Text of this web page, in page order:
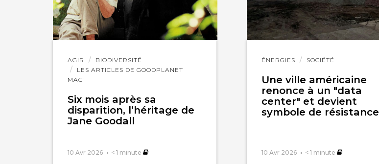
AGIR
BIODIVERSITÉ
LES ARTICLES DE GOODPLANET
MAG'
Six mois après sa
disparition, l’héritage de
Jane Goodall
10 Avr 2026 < 1 minute
Lire
l'article
ÉNERGIES SOCIÉTÉ
Une ville américaine
renonce à un "data
center" et devient
symbole de résistance
10 Avr 2026 < 1 minute
Lire